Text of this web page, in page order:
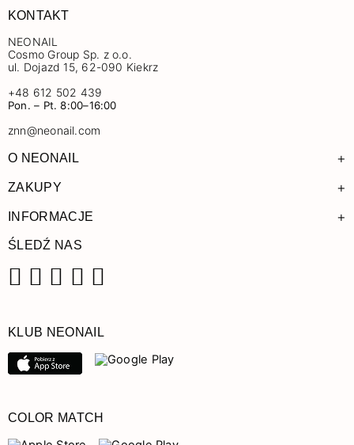
KONTAKT
NEONAIL
Cosmo Group Sp. z o.o.
ul. Dojazd 15, 62-090 Kiekrz
+48 612 502 439
Pon. – Pt. 8:00–16:00
znn@neonail.com
O NEONAIL +
ZAKUPY +
INFORMACJE +
ŚLEDŹ NAS
KLUB NEONAIL
COLOR MATCH